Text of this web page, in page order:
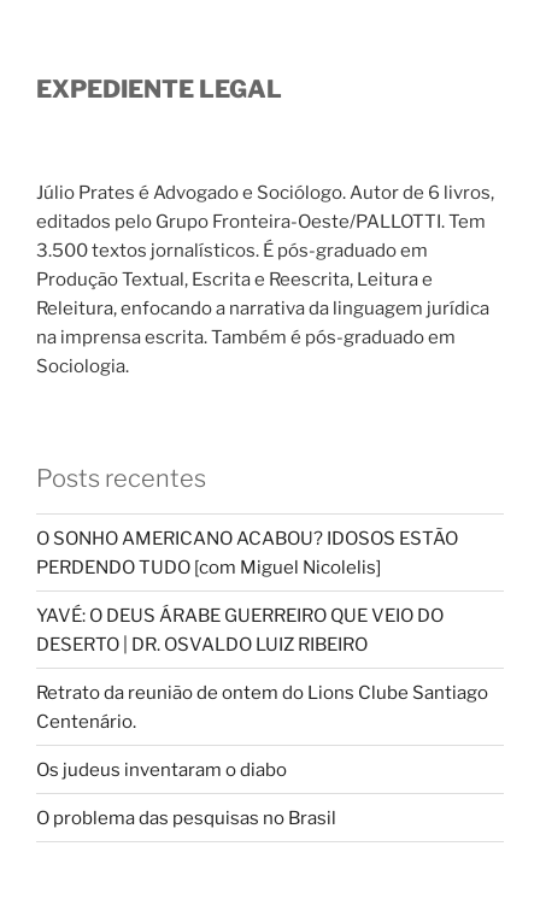
EXPEDIENTE LEGAL
Júlio Prates é Advogado e Sociólogo. Autor de 6 livros,
editados pelo Grupo Fronteira-Oeste/PALLOTTI. Tem
3.500 textos jornalísticos. É pós-graduado em
Produção Textual, Escrita e Reescrita, Leitura e
Releitura, enfocando a narrativa da linguagem jurídica
na imprensa escrita. Também é pós-graduado em
Sociologia.
Posts recentes
O SONHO AMERICANO ACABOU? IDOSOS ESTÃO
PERDENDO TUDO [com Miguel Nicolelis]
YAVÉ: O DEUS ÁRABE GUERREIRO QUE VEIO DO
DESERTO | DR. OSVALDO LUIZ RIBEIRO
Retrato da reunião de ontem do Lions Clube Santiago
Centenário.
Os judeus inventaram o diabo
O problema das pesquisas no Brasil